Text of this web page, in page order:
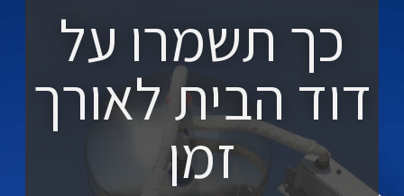
כך תשמרו על
דוד הבית לאורך
זמן